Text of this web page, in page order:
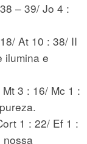
– 39/ Jo 4 :
At 10 : 38/ II
ilumina e
3 : 16/ Mc 1 :
1 : 22/ Ef 1 :
nossa